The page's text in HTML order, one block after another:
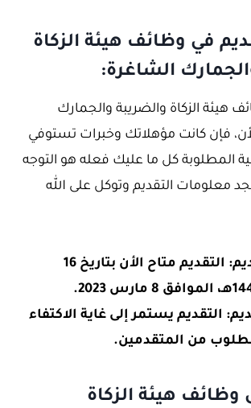
في وظائف هيئة الزكاة
الشاغرة:
هيئة الزكاة والضريبة والجمارك
فإن كانت مؤهلاتك وخبرات تستوفي
المطلوبة كل ما عليك فعله هو التوجه
معلومات التقديم وتوكل على الله
بداية التقديم: التقديم متاح الأن بتاريخ 16
التقديم يستمر إلى غاية الاكتفاء
من المتقدمين.
وظائف هيئة الزكاة